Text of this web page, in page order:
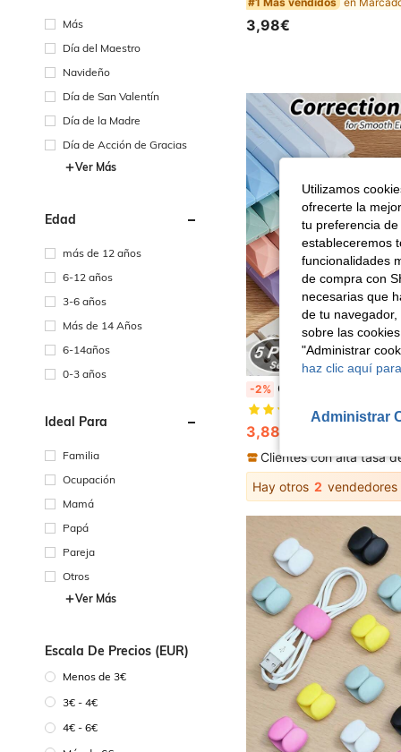
Más
Día del Maestro
Navideño
Día de San Valentín
Día de la Madre
Día de Acción de Gracias
Ver Más
Edad
más de 12 años
6-12 años
3-6 años
Más de 14 Años
6-14años
0-3 años
Ideal Para
Familia
Ocupación
Mamá
Papá
Pareja
Otros
Ver Más
Escala De Precios (EUR)
Menos de 3€
3€ - 4€
4€ - 6€
3,98€
-2% Cinta correctora estética de 5 piezas, para cubrir suavemente errores, exámenes escolares y documentos de oficina,
(1000+)
3,88€
Hay otros 2 vendedores
Utilizamos
ofrecerte la
tu preferencia
estableceremos
funcionalidades
de compra con
necesarias que
de tu
sobre las
"Administrar
haz clic aquí
Administrar